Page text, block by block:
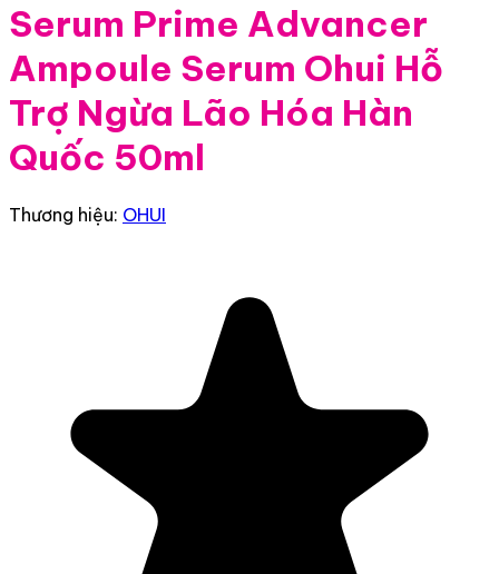
Serum Prime Advancer
Ampoule Serum Ohui Hỗ
Trợ Ngừa Lão Hóa Hàn
Quốc 50ml
Thương hiệu: OHUI